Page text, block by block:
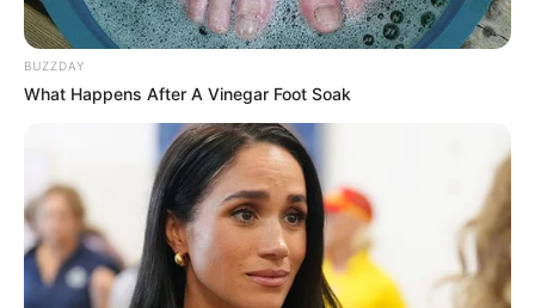
κιτρινόμαυρων, το “Κλεάνθης Βικελίδης”.
Αναλυτικά η ανακοίνωση:
«Άλλος ένας τελικός προ των πυλών και μια φορά
ακόμη μας βρίσκει θεατές του ίδιου έργου.
Στην αρχή με γέλια τα οποία εν τέλει μετατρέπονται
σε θλίψη, παρακολουθώντας όλο αυτό που
BUZZDAY
What Happens After A Vinegar Foot Soak